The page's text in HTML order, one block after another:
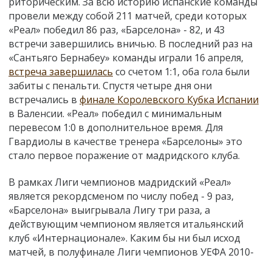
провели между собой 211 матчей, среди которых
«Реал» победил 86 раз, «Барселона» - 82, и 43
встречи завершились вничью. В последний раз на
«Сантьяго Бернабеу» команды играли 16 апреля,
встреча завершилась со счетом 1:1, оба гола были
забиты с пенальти. Спустя четыре дня они
встречались в финале Королевского Кубка Испании
в Валенсии. «Реал» победил с минимальным
перевесом 1:0 в дополнительное время. Для
Гвардиолы в качестве тренера «Барселоны» это
стало первое поражение от мадридского клуба.
В рамках Лиги чемпионов мадридский «Реал»
является рекордсменом по числу побед - 9 раз,
«Барселона» выигрывала Лигу три раза, а
действующим чемпионом является итальянский
клуб «Интернационале». Каким бы ни был исход
матчей, в полуфинале Лиги чемпионов УЕФА 2010-